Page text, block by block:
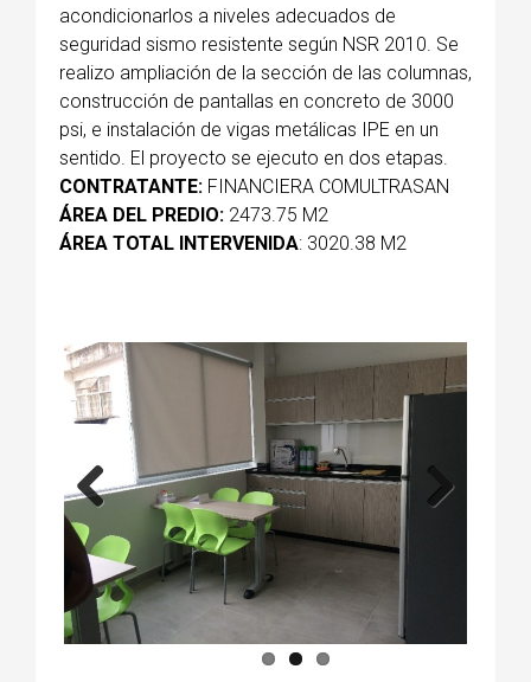
acondicionarlos a niveles adecuados de
seguridad sismo resistente según NSR 2010. Se
realizo ampliación de la sección de las columnas,
construcción de pantallas en concreto de 3000
psi, e instalación de vigas metálicas IPE en un
sentido. El proyecto se ejecuto en dos etapas.
CONTRATANTE: FINANCIERA COMULTRASAN
ÁREA DEL PREDIO: 2473.75 M2
ÁREA TOTAL INTERVENIDA: 3020.38 M2
Previous